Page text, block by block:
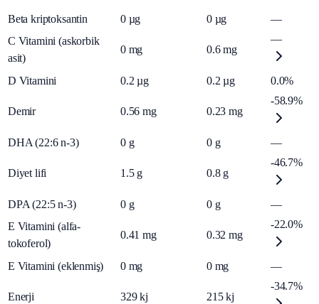
Beta kriptoksantin 0 µg 0 µg
—
C Vitamini (askorbik
asit)
0 mg 0.6 mg
—
D Vitamini 0.2 µg 0.2 µg 0.0%
Demir 0.56 mg 0.23 mg
-58.9%
DHA (22:6 n-3) 0 g 0 g —
Diyet lifi 1.5 g 0.8 g
-46.7%
DPA (22:5 n-3) 0 g 0 g
—
E Vitamini (alfa-
tokoferol)
0.41 mg 0.32 mg
-22.0%
E Vitamini (eklenmiş) 0 mg 0 mg —
Enerji 329 kj 215 kj
-34.7%